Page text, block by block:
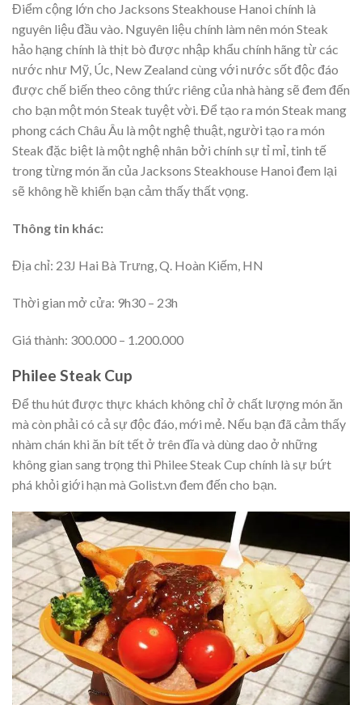
Điểm cộng lớn cho Jacksons Steakhouse Hanoi chính là
nguyên liệu đầu vào. Nguyên liệu chính làm nên món Steak
hảo hạng chính là thịt bò được nhập khẩu chính hãng từ các
nước như Mỹ, Úc, New Zealand cùng với nước sốt độc đáo
được chế biến theo công thức riêng của nhà hàng sẽ đem đến
cho bạn một món Steak tuyệt vời. Để tạo ra món Steak mang
phong cách Châu Âu là một nghệ thuật, người tạo ra món
Steak đặc biệt là một nghệ nhân bởi chính sự tỉ mỉ, tinh tế
trong từng món ăn của Jacksons Steakhouse Hanoi đem lại
sẽ không hề khiến bạn cảm thấy thất vọng.
Thông tin khác:
Địa chỉ: 23J Hai Bà Trưng, Q. Hoàn Kiếm, HN
Thời gian mở cửa: 9h30 – 23h
Giá thành: 300.000 – 1.200.000
Philee Steak Cup
Để thu hút được thực khách không chỉ ở chất lượng món ăn
mà còn phải có cả sự độc đáo, mới mẻ. Nếu bạn đã cảm thấy
nhàm chán khi ăn bít tết ở trên đĩa và dùng dao ở những
không gian sang trọng thì Philee Steak Cup chính là sự bứt
phá khỏi giới hạn mà Golist.vn đem đến cho bạn.